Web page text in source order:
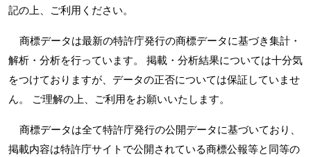
記の上、ご利用ください。
商標データは最新の特許庁発行の商標データに基づき集計・
解析・分析を行っています。 掲載・分析結果については十分気
をつけておりますが、データの正否については保証していませ
ん。 ご理解の上、ご利用をお願いいたします。
商標データは全て特許庁発行の公開データに基づいており、
掲載内容は特許庁サイトで公開されている商標公報等と同等の